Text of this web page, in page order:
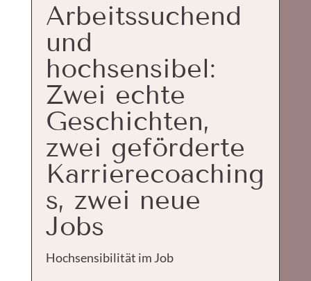
Arbeitssuchend
und
hochsensibel:
Zwei echte
Geschichten,
zwei geförderte
Karrierecoaching
s, zwei neue
Jobs
Hochsensibilität im Job